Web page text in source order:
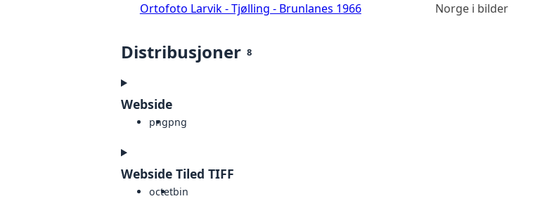
Ortofoto Larvik - Tjølling - Brunlanes 1966 Norge i bilder
Distribusjoner 8
Webside
pngpng
Webside Tiled TIFF
octetbin